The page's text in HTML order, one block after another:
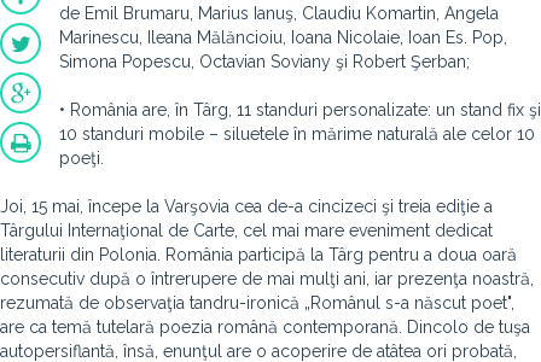
de Emil Brumaru, Marius Ianuş, Claudiu Komartin, Angela
Marinescu, Ileana Mălăncioiu, Ioana Nicolaie, Ioan Es. Pop,
Simona Popescu, Octavian Soviany şi Robert Şerban;
• România are, în Târg, 11 standuri personalizate: un stand fix şi
10 standuri mobile – siluetele în mărime naturală ale celor 10
poeţi.
Joi, 15 mai, începe la Varşovia cea de-a cincizeci şi treia ediţie a
Târgului Internaţional de Carte, cel mai mare eveniment dedicat
literaturii din Polonia. România participă la Târg pentru a doua oară
consecutiv după o întrerupere de mai mulţi ani, iar prezenţa noastră,
rezumată de observaţia tandru-ironică „Românul s-a născut poet",
are ca temă tutelară poezia română contemporană. Dincolo de tuşa
autopersiflantă, însă, enunţul are o acoperire de atâtea ori probată,